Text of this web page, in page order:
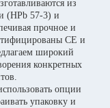
из
(HPb 57-3) и
прочное и
CE и
широкий
конкретных
опции
упаковку и